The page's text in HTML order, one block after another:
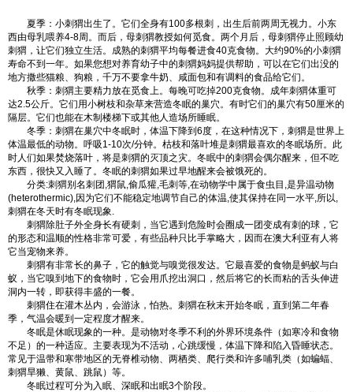
夏季：小刺猬出生了。它们全身有100多根刺，出生后前两周无视力。小东
西由母乳喂养4-8周。而后，母刺猬教授如何觅食。两个月后，母刺猬停止照顾幼
刺猬，让它们独立生活。成熟的刺猬平均每餐进食40克食物。大约90%的小刺猬
寿命不到一年。如果您想对养育幼子中的刺猬妈妈提供帮助，可以在它们出没的
地方撒些猫粮、狗粮，千万不要拿牛奶、咸面包和有调料的食品给它们。
秋季：刺猬主要精力放在觅食上。每晚可吃掉200克食物。成年刺猬体重可
达2.5公斤。它们用小树枝和杂草来营造冬眠的巢穴。有时它们的巢穴有50厘米的
隔层。它们也能在木制楼梯下或其他人造场所睡眠。
冬季：刺猬在巢穴中冬眠时，体温下降到6度，在这种情况下，刺猬是世界上
体温最低的动物。呼吸1-10次/分钟。枯枝和落叶堆是刺猬最喜欢的冬眠场所。此
时人们如果焚烧落叶，将是刺猬的灭顶之灾。冬眠中的刺猬会偶尔醒来，但不吃
东西，很快又入睡了。冬眠的刺猬如果过早地醒来会被饿死的。
分类:刺猬别名刺团,猬鼠,偷瓜獾,毛刺等,在动物学中属于食虫目,是异温动物
(heterothermic),因为它们不能稳定地调节自己的体温,使其保持在同一水平,所以,
刺猬在冬天时有冬眠现象.
刺猬除肚子外全身长有硬刺，当它遇到危险时会圈成一团变成有刺的球，它
的形态和温顺的性格非常可爱，有些品种只比手掌略大，因而在澳大利亚有人将
它当宠物来养。
刺猬有非常长的鼻子，它的触觉与嗅觉很发达。它最喜爱的食物是蚂蚁与白
蚁，当它嗅到地下的食物时，它会用爪挖出洞口，然后将它的长而粘的舌头伸进
洞内一转，即获得丰盛的一餐。
刺猬住在灌木丛内，会游泳，怕热。刺猬在秋末开始冬眠，直到第二年春
季，气温会暖到一定程度才醒来。
冬眠是休眠现象的一种。是动物对冬季不利的外界环境条件（如寒冷和食物
不足）的一种适应。主要表现为不活动，心跳缓慢，体温下降和陷入昏睡状态。
常见于温带和寒带地区的无脊椎动物、两栖类、爬行类和许多哺乳类（如蝙蝠、
刺猬旱獭、黄鼠、跳鼠）等。
冬眠过程可分为入眠、深眠和出眠3个阶段。